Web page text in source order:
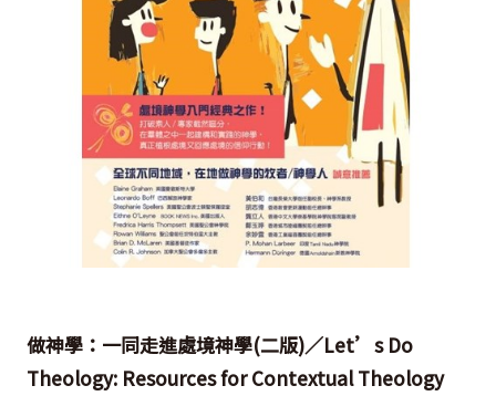
做神學：一同走進處境神學(二版)／Let’s Do
Theology: Resources for Contextual Theology